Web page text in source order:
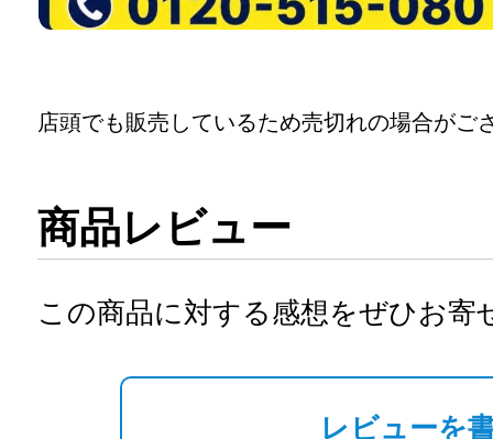
店頭でも販売しているため売切れの場合がご
商品レビュー
この商品に対する感想をぜひお寄
レビューを